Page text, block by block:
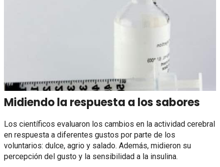
Midiendo la respuesta a los sabores
Los científicos evaluaron los cambios en la actividad cerebral
en respuesta a diferentes gustos por parte de los
voluntarios: dulce, agrio y salado. Además, midieron su
percepción del gusto y la sensibilidad a la insulina.